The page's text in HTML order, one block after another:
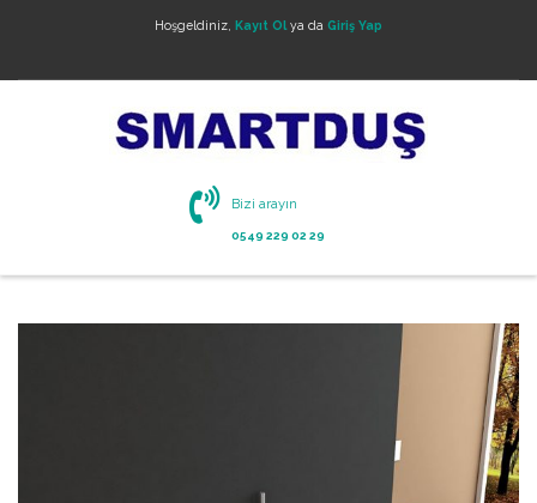
Hoşgeldiniz, Kayıt Ol ya da Giriş Yap
Bizi arayın
0549 229 02 29